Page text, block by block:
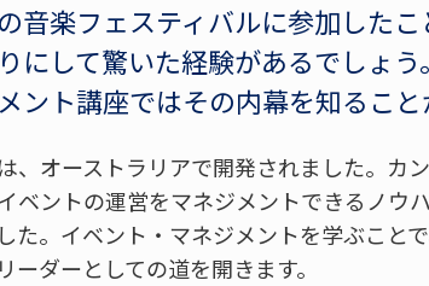
音楽フェスティバルに参加した
にして驚いた経験があるでしょ
ント講座ではその内幕を知ること
、オーストラリアで開発されました。カ
ベントの運営をマネジメントできるノウ
た。イベント・マネジメントを学ぶこと
ーダーとしての道を開きます。